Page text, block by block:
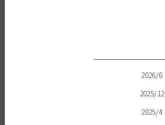
2026/6
2025/12
2025/4